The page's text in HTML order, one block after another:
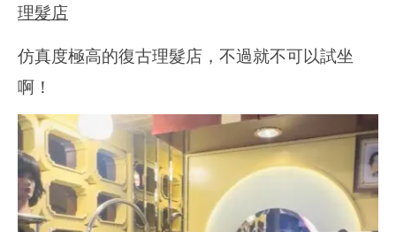
理髮店
仿真度極高的復古理髮店，不過就不可以試坐
啊！